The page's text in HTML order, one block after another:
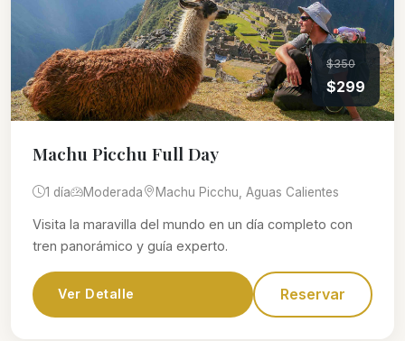
$350
$299
Machu Picchu Full Day
1 día Moderada Machu Picchu, Aguas Calientes
Visita la maravilla del mundo en un día completo con
tren panorámico y guía experto.
Ver Detalle Reservar